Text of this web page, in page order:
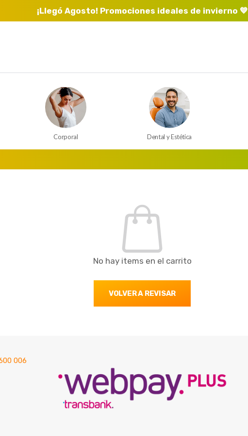
¡Llegó Agosto! Promociones ideales de invierno 💙
Corporal Dental y Estética
No hay items en el carrito
VOLVER A REVISAR
006